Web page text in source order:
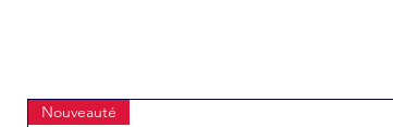
Nouveauté